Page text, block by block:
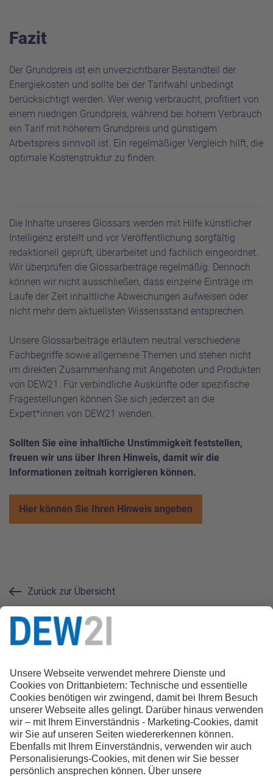
Fazit
Der Grundpreis ist ein unverzichtbarer Bestandteil der
Energiekosten und sollte bei der Tarifwahl unbedingt
berücksichtigt werden. Wer wenig verbraucht, profitiert von
einem niedrigen Grundpreis, während bei hohem Verbrauch
ein Tarif mit höherem Grundpreis und günstigem
Arbeitspreis sinnvoll ist. Ein regelmäßiger Vergleich hilft, die
optimale Kostenstruktur zu finden.
Die Inhalte unseres Glossars werden mit Hilfe künstlicher
Intelligenz erstellt und vor Veröffentlichung sorgfältig
redaktionell geprüft, überarbeitet und fachlich eingeordnet.
Wir überprüfen die Glossarbeiträge regelmäßig. Dennoch
können wir nicht ausschließen, dass einzelne Einträge im
Laufe der Zeit inhaltliche Abweichungen aufweisen oder
nicht mehr dem aktuellsten Wissensstand entsprechen.
Unsere Glossarbeiträge erläutern neutral verschiedene
Fachbegriffe sowie allgemeine Themen und stehen nicht
im direkten Zusammenhang mit Angeboten und Produkten
von DEW21. Für verbindliche Auskünfte oder spezifische
Fragestellungen können Sie sich jederzeit an die
Expert*innen von DEW21 wenden.
Sollten Sie eine inhaltliche Unstimmigkeit feststellen,
freuen wir uns über Ihren Hinweis, damit wir die
Informationen zeitnah korrigieren können.
Hier können Sie Ihren Hinweis angeben
Zurück zur Übersicht
0231.22 22 21 21
magazin@dew21.de